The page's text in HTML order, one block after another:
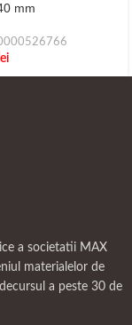
mm
lei
a societatii MAX
materialelor de
a peste 30 de